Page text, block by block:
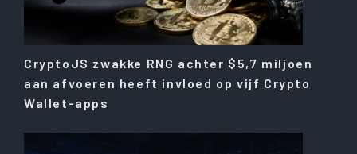
CryptoJS zwakke RNG achter $5,7 miljoen
aan afvoeren heeft invloed op vijf Crypto
Wallet-apps